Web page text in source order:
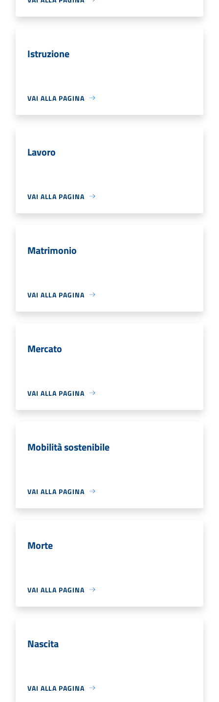
Istruzione
VAI ALLA PAGINA
Lavoro
VAI ALLA PAGINA
Matrimonio
VAI ALLA PAGINA
Mercato
VAI ALLA PAGINA
Mobilità sostenibile
VAI ALLA PAGINA
Morte
VAI ALLA PAGINA
Nascita
VAI ALLA PAGINA